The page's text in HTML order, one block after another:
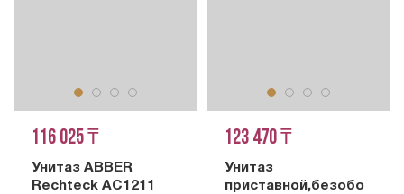
116 025 ₸
Унитаз ABBER
Rechteck AC1211
123 470 ₸
Унитаз
приставной,безобо